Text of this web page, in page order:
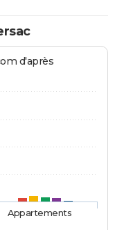
d'après
Appartements